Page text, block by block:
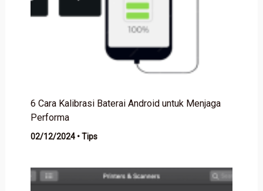
6 Cara Kalibrasi Baterai Android untuk Menjaga
Performa
02/12/2024 •Tips